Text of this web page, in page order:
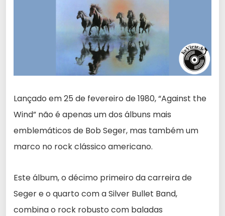
Lançado em 25 de fevereiro de 1980, “Against the
Wind” não é apenas um dos álbuns mais
emblemáticos de Bob Seger, mas também um
marco no rock clássico americano.
Este álbum, o décimo primeiro da carreira de
Seger e o quarto com a Silver Bullet Band,
combina o rock robusto com baladas